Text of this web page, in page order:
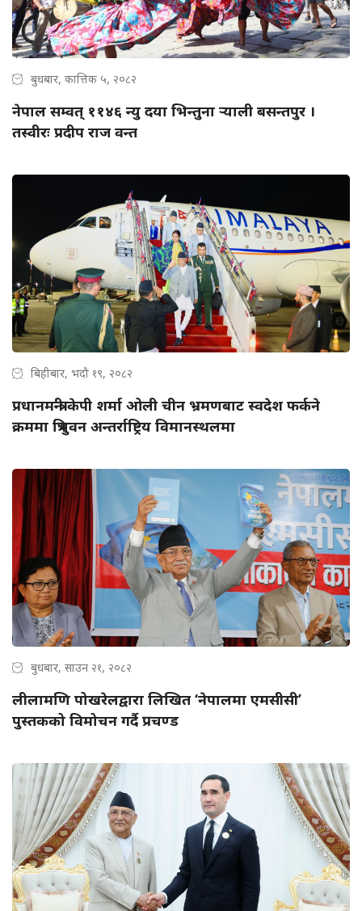
बुधबार, कात्तिक ५, २०८२
नेपाल सम्वत् ११४६ न्यु दया भिन्तुना र्‍याली बसन्तपुर ।
तस्वीरः प्रदीप राज वन्त
बिहीबार, भदौ १९, २०८२
प्रधानमन्त्री केपी शर्मा ओली चीन भ्रमणबाट स्वदेश फर्कने
क्रममा त्रिभुवन अन्तर्राष्ट्रिय विमानस्थलमा
बुधबार, साउन २१, २०८२
लीलामणि पोखरेलद्वारा लिखित ‘नेपालमा एमसीसी’
पुस्तकको विमोचन गर्दै प्रचण्ड